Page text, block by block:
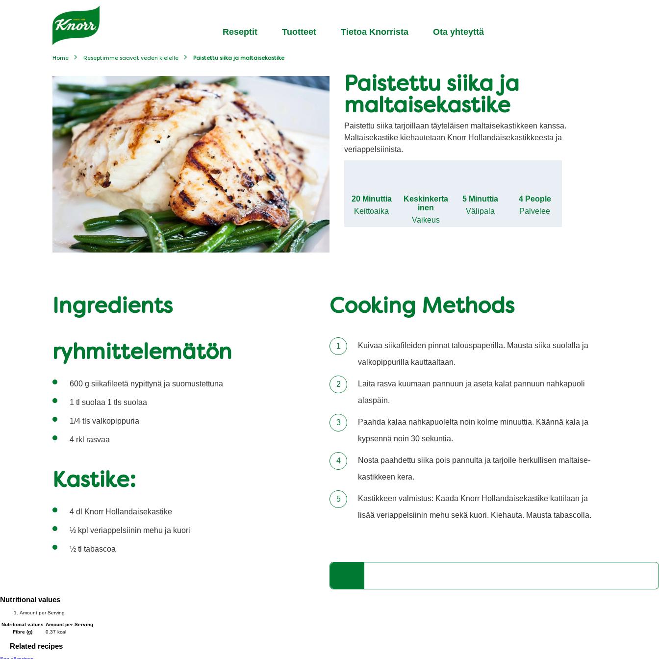
Reseptit Tuotteet Tietoa Knorrista​ Ota yhteyttä
Home Reseptimme saavat veden kielelle Paistettu siika ja maltaisekastike
Paistettu siika ja
maltaisekastike
Paistettu siika tarjoillaan täyteläisen maltaisekastikkeen kanssa.
Maltaisekastike kiehautetaan Knorr Hollandaisekastikkeesta ja
veriappelsiinista.
20 Minuttia
Keittoaika
Keskinkerta
inen
Vaikeus
5 Minuttia
Välipala
4 People
Palvelee
Ingredients
ryhmittelemätön
600 g siikafileetä nypittynä ja suomustettuna
1 tl suolaa 1 tls suolaa
1/4 tls valkopippuria
4 rkl rasvaa
Kastike:
4 dl Knorr Hollandaisekastike
½ kpl veriappelsiinin mehu ja kuori
½ tl tabascoa
Cooking Methods
Kuivaa siikafileiden pinnat talouspaperilla. Mausta siika suolalla ja
valkopippurilla kauttaaltaan.
Laita rasva kuumaan pannuun ja aseta kalat pannuun nahkapuoli
alaspäin.
Paahda kalaa nahkapuolelta noin kolme minuuttia. Käännä kala ja
kypsennä noin 30 sekuntia.
Nosta paahdettu siika pois pannulta ja tarjoile herkullisen maltaise-
kastikkeen kera.
Kastikkeen valmistus: Kaada Knorr Hollandaisekastike kattilaan ja
lisää veriappelsiinin mehu sekä kuori. Kiehauta. Mausta tabascolla.
Nutritional values
Amount per Serving
Nutritional values Amount per Serving
Fibre (g)
0.37 kcal
Related recipes